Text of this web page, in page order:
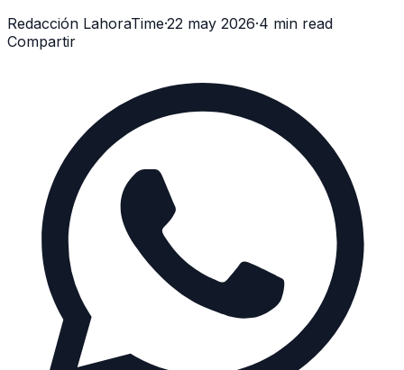
Redacción LahoraTime·22 may 2026·4 min read
Compartir